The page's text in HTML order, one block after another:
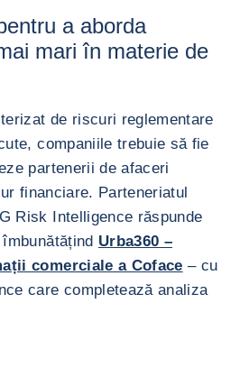
a aborda
mari în materie de
de riscuri reglementare
companiile trebuie să fie
partenerii de afaceri
financiare. Parteneriatul
Risk Intelligence răspunde
Urba360 –
comerciale a Coface – cu
care completează analiza